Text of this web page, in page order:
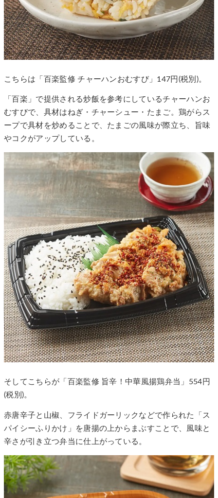
こちらは「百楽監修 チャーハンおむすび」147円(税別)。
「百楽」で提供される炒飯を参考にしているチャーハンお
むすびで、具材はねぎ・チャーシュー・たまご。鶏がらス
ープで具材を炒めることで、たまごの風味が際立ち、旨味
やコクがアップしている。
そしてこちらが「百楽監修 旨辛！中華風揚鶏弁当」554円
(税別)。
赤唐辛子と山椒、フライドガーリックなどで作られた「ス
パイシーふりかけ」を唐揚の上からまぶすことで、風味と
辛さが引き立つ弁当に仕上がっている。